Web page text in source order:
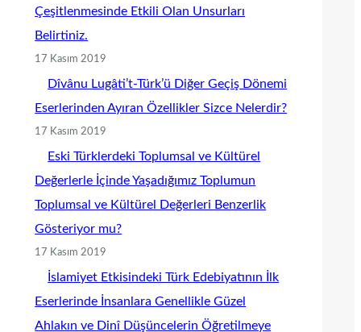
Çeşitlenmesinde Etkili Olan Unsurları
Belirtiniz.
17 Kasım 2019
Dîvânu Lugâti’t-Türk’ü Diğer Geçiş Dönemi
Eserlerinden Ayıran Özellikler Sizce Nelerdir?
17 Kasım 2019
Eski Türklerdeki Toplumsal ve Kültürel
Değerlerle İçinde Yaşadığımız Toplumun
Toplumsal ve Kültürel Değerleri Benzerlik
Gösteriyor mu?
17 Kasım 2019
İslamiyet Etkisindeki Türk Edebiyatının İlk
Eserlerinde İnsanlara Genellikle Güzel
Ahlakın ve Dinî Düşüncelerin Öğretilmeye